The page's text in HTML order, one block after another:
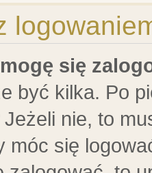
się
być kilka. Po
nie, to
móc się